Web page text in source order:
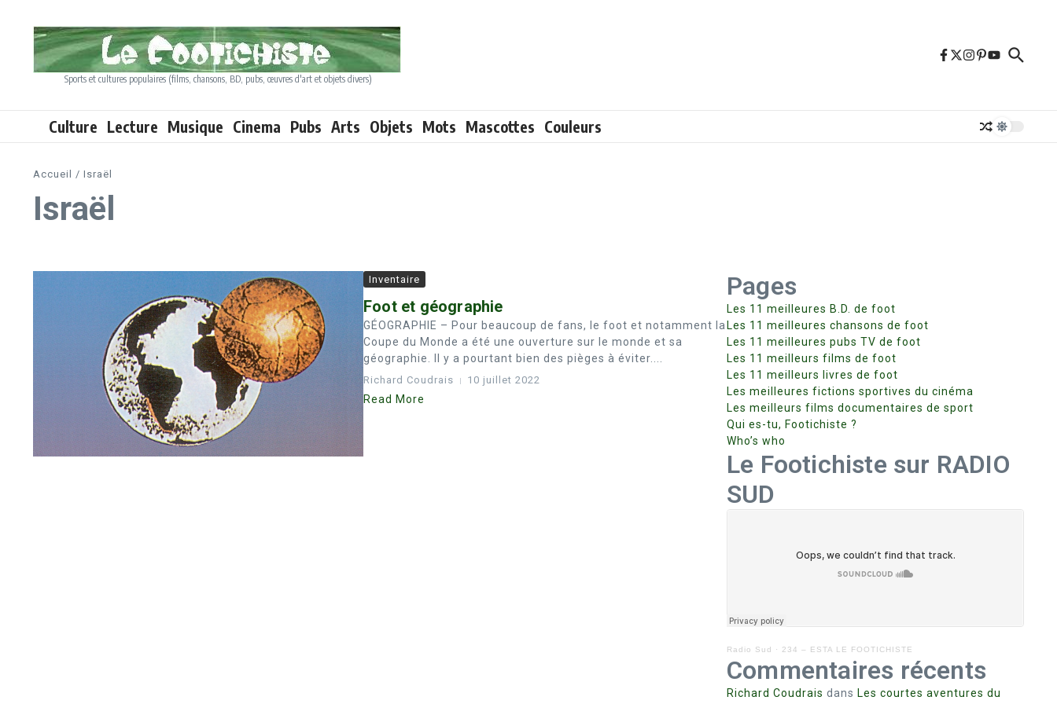
Sports et cultures populaires (films, chansons, BD, pubs, œuvres d'art et objets divers)
Culture Lecture Musique Cinema Pubs Arts Objets Mots Mascottes Couleurs
Accueil / Israël
Israël
Inventaire
Foot et géographie
GÉOGRAPHIE – Pour beaucoup de fans, le foot et notamment la
Coupe du Monde a été une ouverture sur le monde et sa
géographie. Il y a pourtant bien des pièges à éviter....
Richard Coudrais 10 juillet 2022
Read More
Pages
Les 11 meilleures B.D. de foot
Les 11 meilleures chansons de foot
Les 11 meilleures pubs TV de foot
Les 11 meilleurs films de foot
Les 11 meilleurs livres de foot
Les meilleures fictions sportives du cinéma
Les meilleurs films documentaires de sport
Qui es-tu, Footichiste ?
Who’s who
Le Footichiste sur RADIO
SUD
Radio Sud · 234 – ESTA LE FOOTICHISTE
Commentaires récents
Richard Coudrais dans Les courtes aventures du